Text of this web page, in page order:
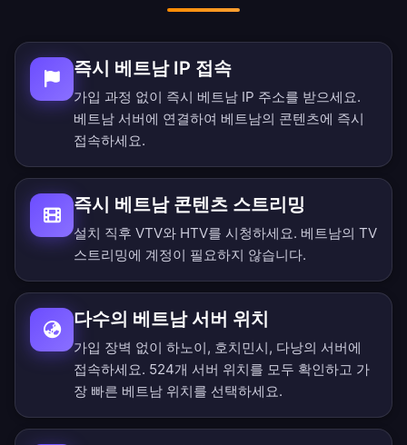
즉시 베트남 IP 접속
가입 과정 없이 즉시 베트남 IP 주소를 받으세요.
베트남 서버에 연결하여 베트남의 콘텐츠에 즉시
접속하세요.
즉시 베트남 콘텐츠 스트리밍
설치 직후 VTV와 HTV를 시청하세요. 베트남의 TV
스트리밍에 계정이 필요하지 않습니다.
다수의 베트남 서버 위치
가입 장벽 없이 하노이, 호치민시, 다낭의 서버에
접속하세요. 524개 서버 위치를 모두 확인하고 가
장 빠른 베트남 위치를 선택하세요.